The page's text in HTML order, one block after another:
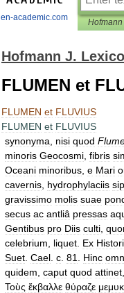
en-academic.com
Hofmann J.
FLUMEN et
FLUMEN et FLUVIUS
FLUMEN et FLUVIUS
synonyma
nisi quod
minoris Geocosmi fibris
Oceani minoribus e Mari
cavernis hydrophylaciis
gravissimo molis suae
secus ac antliâ pressas
Gentibus pro Diis culti
celebrium
liquet Ex
Suet Cael c 81 Hinc
quidem caput quod attinet
Τοὺς ἔκβαλλε θύραζε